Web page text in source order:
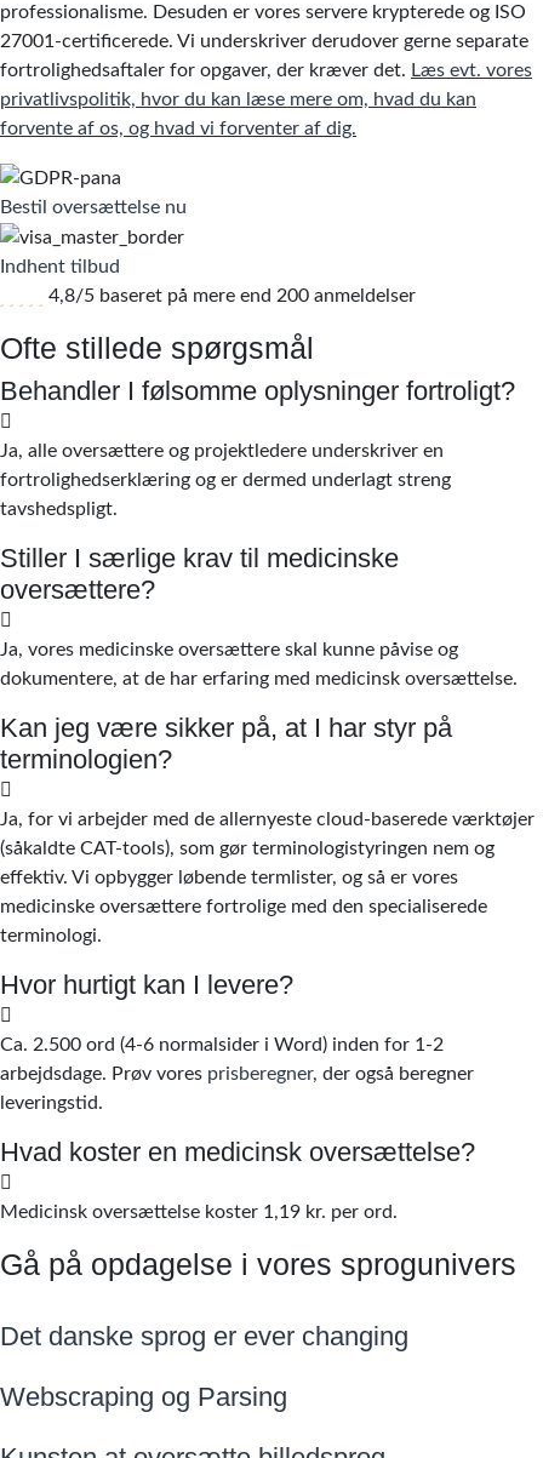
professionalisme. Desuden er vores servere krypterede og ISO
27001-certificerede. Vi underskriver derudover gerne separate
fortrolighedsaftaler for opgaver, der kræver det. Læs evt. vores
privatlivspolitik, hvor du kan læse mere om, hvad du kan
forvente af os, og hvad vi forventer af dig.
Bestil oversættelse nu
Indhent tilbud
4,8/5 baseret på mere end 200 anmeldelser
Ofte stillede spørgsmål
Behandler I følsomme oplysninger fortroligt?
Ja, alle oversættere og projektledere underskriver en
fortrolighedserklæring og er dermed underlagt streng
tavshedspligt.
Stiller I særlige krav til medicinske
oversættere?
Ja, vores medicinske oversættere skal kunne påvise og
dokumentere, at de har erfaring med medicinsk oversættelse.
Kan jeg være sikker på, at I har styr på
terminologien?
Ja, for vi arbejder med de allernyeste cloud-baserede værktøjer
(såkaldte CAT-tools), som gør terminologistyringen nem og
effektiv. Vi opbygger løbende termlister, og så er vores
medicinske oversættere fortrolige med den specialiserede
terminologi.
Hvor hurtigt kan I levere?
Ca. 2.500 ord (4-6 normalsider i Word) inden for 1-2
arbejdsdage. Prøv vores prisberegner, der også beregner
leveringstid.
Hvad koster en medicinsk oversættelse?
Medicinsk oversættelse koster 1,19 kr. per ord.
Gå på opdagelse i vores sprogunivers
Det danske sprog er ever changing
Webscraping og Parsing